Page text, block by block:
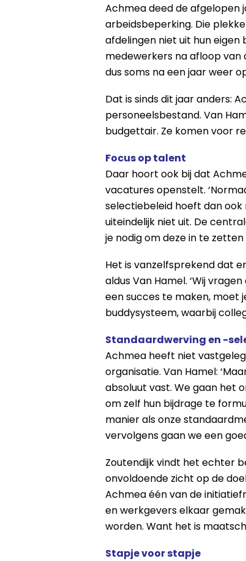
Achmea deed de afgelopen
arbeidsbeperking. Die
afdelingen niet uit hun
medewerkers na afloop
dus soms na een jaar weer
Dat is sinds dit jaar anders:
personeelsbestand. Van
budgettair. Ze komen voor
Focus op talent
Daar hoort ook bij dat
vacatures openstelt.
selectiebeleid hoeft dan
uiteindelijk niet uit. De
je nodig om deze in te zetten
Het is vanzelfsprekend dat
aldus Van Hamel. ‘Wij
een succes te maken, moet
buddysysteem, waarbij
Standaardwerving en -
Achmea heeft niet
organisatie. Van Hamel:
absoluut vast. We gaan het
om zelf hun bijdrage te
manier als onze
vervolgens gaan we een
Zoutendijk vindt het echter
onvoldoende zicht op de
Achmea één van de
en werkgevers elkaar
worden. Want het is
Stapje voor stapje